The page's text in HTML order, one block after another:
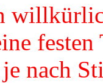
nach